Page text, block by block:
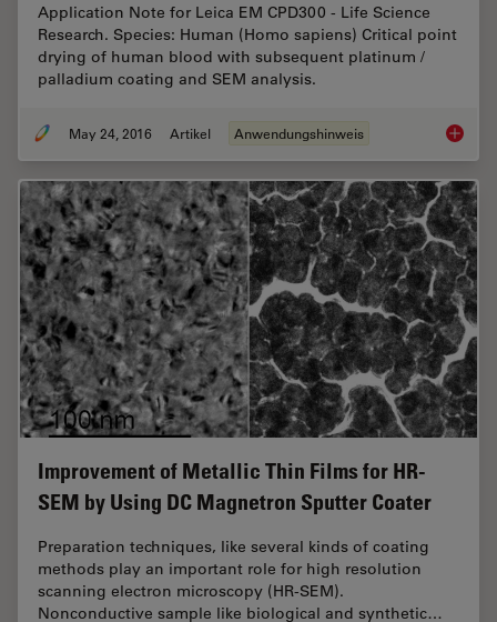
Application Note for Leica EM CPD300 - Life Science
Research. Species: Human (Homo sapiens) Critical point
drying of human blood with subsequent platinum /
palladium coating and SEM analysis.
May 24, 2016 Artikel Anwendungshinweis Human
Improvement of Metallic Thin Films for HR-
SEM by Using DC Magnetron Sputter Coater
Preparation techniques, like several kinds of coating
methods play an important role for high resolution
scanning electron microscopy (HR-SEM).
Nonconductive sample like biological and synthetic…